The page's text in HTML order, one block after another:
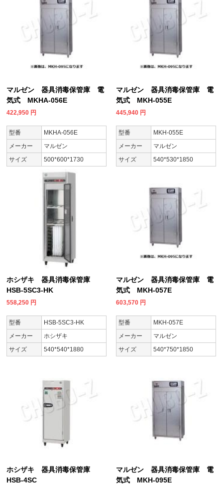
マルゼン 器具消毒保管庫 電
気式 MKHA-056E
422,950 円
型番
MKHA-056E
メーカー
マルゼン
サイズ
500*600*1730
マルゼン 器具消毒保管庫 電
気式 MKH-055E
445,940 円
型番
MKH-055E
メーカー
マルゼン
サイズ
540*530*1850
ホシザキ 器具消毒保管庫
HSB-5SC3-HK
558,250 円
型番
HSB-5SC3-HK
メーカー
ホシザキ
サイズ
540*540*1880
マルゼン 器具消毒保管庫 電
気式 MKH-057E
603,570 円
型番
MKH-057E
メーカー
マルゼン
サイズ
540*750*1850
ホシザキ 器具消毒保管庫
HSB-4SC
マルゼン 器具消毒保管庫 電
気式 MKH-095E